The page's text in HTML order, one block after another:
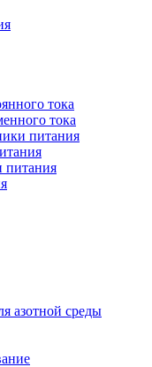
тока
тока
питания
питания
азотной среды